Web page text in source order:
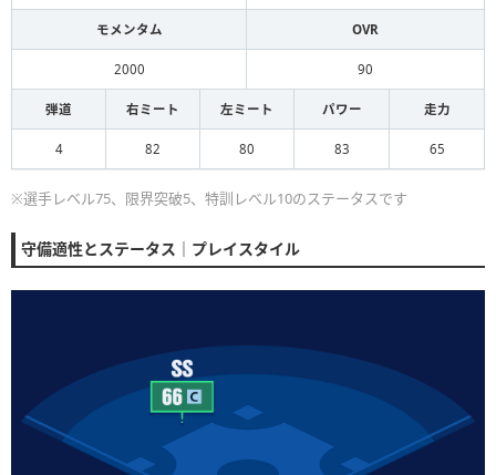
モメンタム OVR
2000 90
弾道 右ミート 左ミート パワー 走力
4 82 80 83 65
※選手レベル75、限界突破5、特訓レベル10のステータスです
守備適性とステータス｜プレイスタイル